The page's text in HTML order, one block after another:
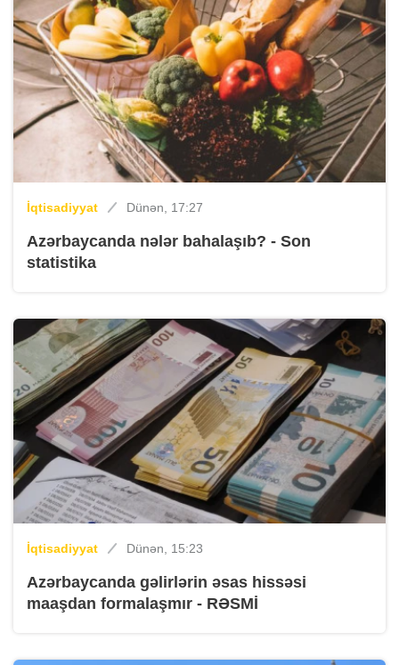
İqtisadiyyat Dünən, 17:27
Azərbaycanda nələr bahalaşıb? - Son
statistika
İqtisadiyyat Dünən, 15:23
Azərbaycanda gəlirlərin əsas hissəsi
maaşdan formalaşmır - RƏSMİ